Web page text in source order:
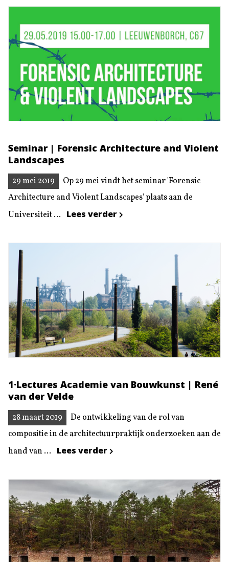
Seminar | Forensic Architecture and Violent
Landscapes
29 mei 2019
Op 29 mei vindt het seminar 'Forensic
Architecture and Violent Landscapes' plaats aan de
Universiteit ... Lees verder
1·Lectures Academie van Bouwkunst | René
van der Velde
28 maart 2019
De ontwikkeling van de rol van
compositie in de architectuurpraktijk onderzoeken aan de
hand van ... Lees verder